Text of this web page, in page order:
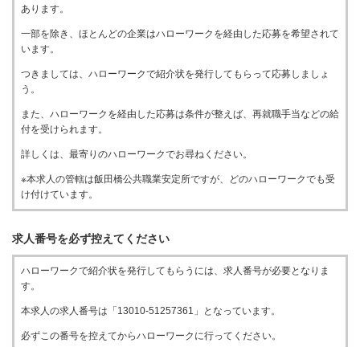
あります。
一部を除き、ほとんどの企業はハローワークを経由した応募を希望されて
います。
つきましては、ハローワークで紹介状を発行してもらって応募しましょ
う。
また、ハローワークを経由した応募は条件が整えば、再就職手当などの給
付を受けられます。
詳しくは、最寄りのハローワークでお尋ねください。
※本求人の管轄は飯田橋公共職業安定所ですが、どのハローワークでも受
け付けています。
求人番号を必ず控えてください
ハローワークで紹介状を発行してもらうには、求人番号が必要となりま
す。
本求人の求人番号は「13010-51257361」となっています。
必ずこの番号を控えてからハローワークに行ってください。